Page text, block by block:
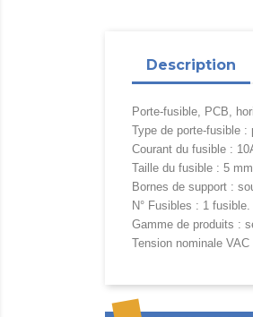
Description
Porte-fusible, PCB,
Type de porte-fusible :
Courant du fusible :
Taille du fusible : 5
Bornes de support :
N° Fusibles : 1 fusible.
Gamme de produits :
Tension nominale VAC